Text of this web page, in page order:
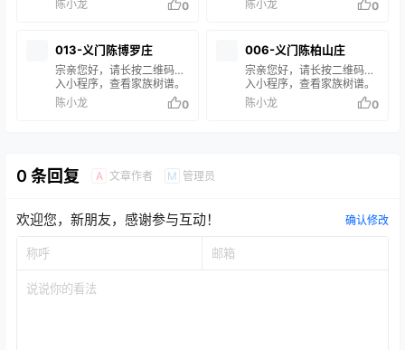
名，即可查询您的家族信
尚未修谱或未录入系统。如
有疑问，请联系站长 陈小龙
处理。
陈小龙 0
名，即可查询您的家族信
尚未修谱或未录入系统。如
有疑问，请联系站长 陈小龙
处理。
陈小龙 0
013-义门陈博罗庄
宗亲您好，请长按二维码进
入小程序，查看家族树谱。
在搜索框输入您的姓名或谱
名，即可查询您的家族信
有疑问，请联系站长 陈小龙
处理。
陈小龙 0
006-义门陈柏山庄
宗亲您好，请长按二维码进
入小程序，查看家族树谱。
在搜索框输入您的姓名或谱
名，即可查询您的家族信
陈小龙 0
0 条回复 A 文章作者 M 管理员
欢迎您，新朋友，感谢参与互动！ 确认修改